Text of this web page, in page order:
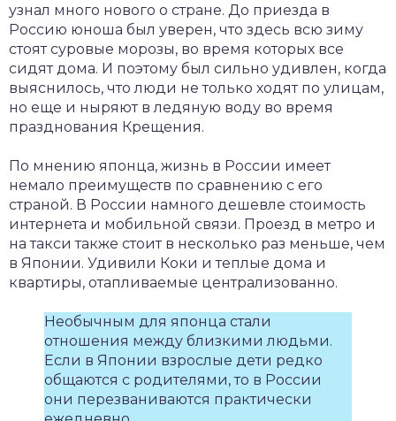
узнал много нового о стране. До приезда в
Россию юноша был уверен, что здесь всю зиму
стоят суровые морозы, во время которых все
сидят дома. И поэтому был сильно удивлен, когда
выяснилось, что люди не только ходят по улицам,
но еще и ныряют в ледяную воду во время
празднования Крещения.
По мнению японца, жизнь в России имеет
немало преимуществ по сравнению с его
страной. В России намного дешевле стоимость
интернета и мобильной связи. Проезд в метро и
на такси также стоит в несколько раз меньше, чем
в Японии. Удивили Коки и теплые дома и
квартиры, отапливаемые централизованно.
Необычным для японца стали
отношения между близкими людьми.
Если в Японии взрослые дети редко
общаются с родителями, то в России
они перезваниваются практически